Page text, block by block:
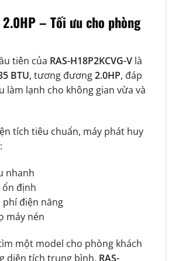
2.0HP – Tối ưu cho phòng
tiên của RAS-H18P2KCVG-Vlà
BTU, tương đương2.0HP, đáp
làm lạnh cho không gian vừa và
tích tiêu chuẩn, máy phát huy
nhanh
định
điện năng
máy nén
một model cho phòng khách
diện tích trung bình, RAS-